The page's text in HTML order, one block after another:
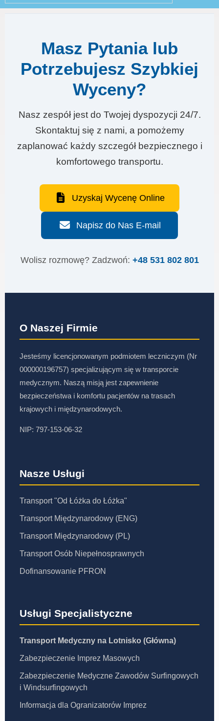
Masz Pytania lub
Potrzebujesz Szybkiej
Wyceny?
Nasz zespół jest do Twojej dyspozycji 24/7.
Skontaktuj się z nami, a pomożemy
zaplanować każdy szczegół bezpiecznego i
komfortowego transportu.
Uzyskaj Wycenę Online
Napisz do Nas E-mail
Wolisz rozmowę? Zadzwoń: +48 531 802 801
O Naszej Firmie
Jesteśmy licencjonowanym podmiotem leczniczym (Nr
000000196757) specjalizującym się w transporcie
medycznym. Naszą misją jest zapewnienie
bezpieczeństwa i komfortu pacjentów na trasach
krajowych i międzynarodowych.
NIP: 797-153-06-32
Nasze Usługi
Transport "Od Łóżka do Łóżka"
Transport Międzynarodowy (ENG)
Transport Międzynarodowy (PL)
Transport Osób Niepełnosprawnych
Dofinansowanie PFRON
Usługi Specjalistyczne
Transport Medyczny na Lotnisko (Główna)
Zabezpieczenie Imprez Masowych
Zabezpieczenie Medyczne Zawodów Surfingowych
i Windsurfingowych
Informacja dla Ogranizatorów Imprez